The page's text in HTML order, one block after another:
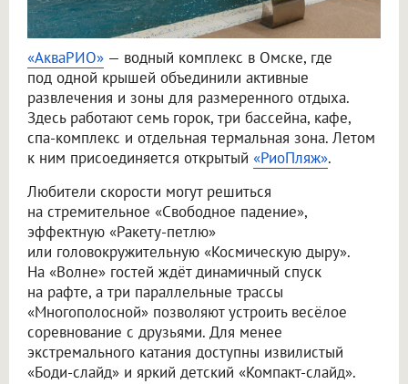
«АкваРИО» — водный комплекс в Омске, где
под одной крышей объединили активные
развлечения и зоны для размеренного отдыха.
Здесь работают семь горок, три бассейна, кафе,
спа-комплекс и отдельная термальная зона. Летом
к ним присоединяется открытый «РиоПляж».
Любители скорости могут решиться
на стремительное «Свободное падение»,
эффектную «Ракету-петлю»
или головокружительную «Космическую дыру».
На «Волне» гостей ждёт динамичный спуск
на рафте, а три параллельные трассы
«Многополосной» позволяют устроить весёлое
соревнование с друзьями. Для менее
экстремального катания доступны извилистый
«Боди-слайд» и яркий детский «Компакт-слайд».